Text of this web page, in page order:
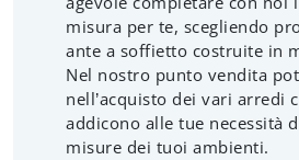
misura per te, scegliendo
ante a soffietto costruite in
Nel nostro punto vendita
nell’acquisto dei vari arredi
addicono alle tue necessità
misure dei tuoi ambienti.